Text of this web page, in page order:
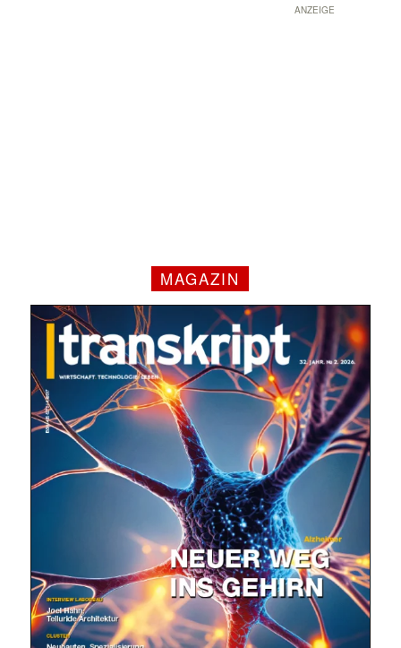
ANZEIGE
MAGAZIN